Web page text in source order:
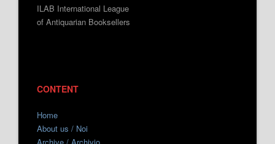
ILAB International League
of Antiquarian Booksellers
CONTENT
Home
About us / Noi